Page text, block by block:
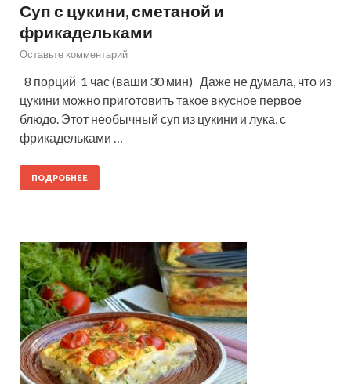
Суп с цукини, сметаной и
фрикадельками
Оставьте комментарий
8 порций 1 час (ваши 30 мин) Даже не думала, что из
цукини можно приготовить такое вкусное первое
блюдо. Этот необычный суп из цукини и лука, с
фрикадельками …
ПОДРОБНЕЕ